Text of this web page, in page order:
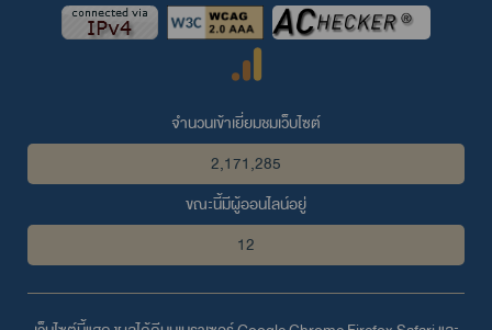
จำนวนเข้าเยี่ยมชมเว็บไซต์
2,171,285
ขณะนี้มีผู้ออนไลน์อยู่
12